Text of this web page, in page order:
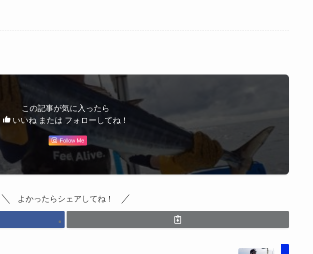
この記事が気に入ったら
いいね または フォローしてね！
Follow Me
よかったらシェアしてね！